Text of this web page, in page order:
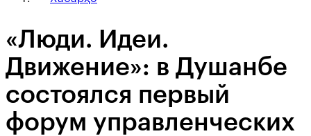
«Люди. Идеи.
Движение»: в Душанбе
состоялся первый
форум управленческих